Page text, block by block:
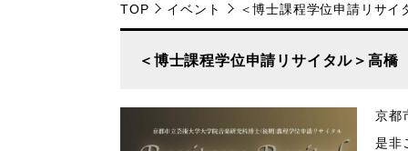
TOP イベント ＜博士課程学位申請リサ
＜博士課程学位申請リサイタル＞高
京都
是非